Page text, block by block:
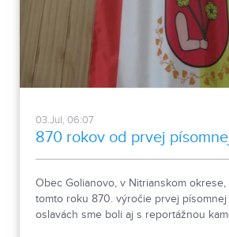
03.Jul, 06:07
870 rokov od prvej
Obec Golianovo, v Nitrianskom
tomto roku 870. výročie prvej písomnej
oslavách sme boli aj s reportážnou